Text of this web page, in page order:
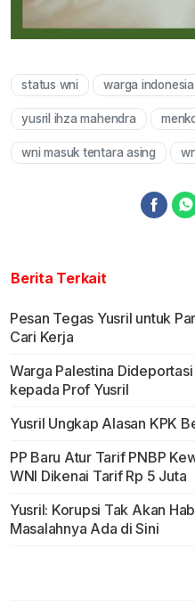
status wni warga indonesia
yusril ihza mahendra
wni masuk tentara asing
Berita Terkait
Pesan Tegas Yusril untuk
Cari Kerja
Warga Palestina
kepada Prof Yusril
Yusril Ungkap Alasan KPK
PP Baru Atur Tarif PNBP
WNI Dikenai Tarif Rp 5 Juta
Yusril: Korupsi Tak Akan
Masalahnya Ada di Sini